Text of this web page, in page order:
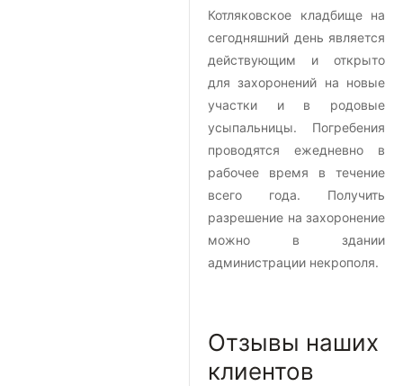
Котляковское кладбище на
сегодняшний день является
действующим и открыто
для захоронений на новые
участки и в родовые
усыпальницы. Погребения
проводятся ежедневно в
рабочее время в течение
всего года. Получить
разрешение на захоронение
можно в здании
администрации некрополя.
Отзывы наших
клиентов